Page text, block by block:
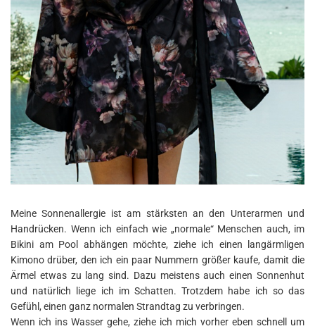
Meine Sonnenallergie ist am stärksten an den Unterarmen und
Handrücken. Wenn ich einfach wie „normale“ Menschen auch, im
Bikini am Pool abhängen möchte, ziehe ich einen langärmligen
Kimono drüber, den ich ein paar Nummern größer kaufe, damit die
Ärmel etwas zu lang sind. Dazu meistens auch einen Sonnenhut
und natürlich liege ich im Schatten. Trotzdem habe ich so das
Gefühl, einen ganz normalen Strandtag zu verbringen.
Wenn ich ins Wasser gehe, ziehe ich mich vorher eben schnell um